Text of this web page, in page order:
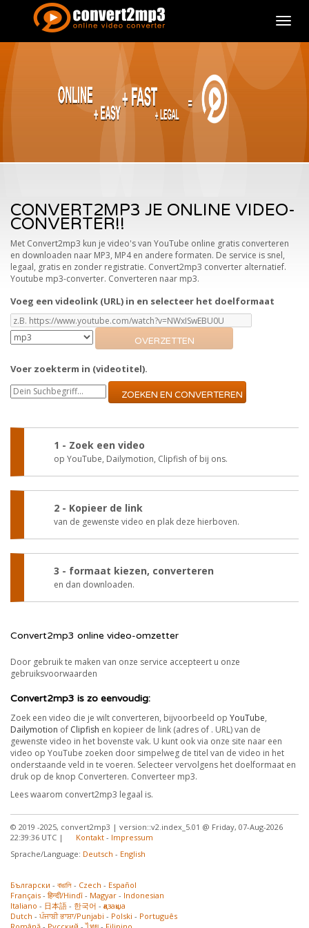
CONVERT2MP3 JE ONLINE VIDEO-
CONVERTER!!
Met Convert2mp3 kun je video's van YouTube online gratis converteren
en downloaden naar MP3, MP4 en andere formaten. De service is snel,
legaal, gratis en zonder registratie. Convert2mp3 converter alternatief.
Youtube mp3-converter. Converteren naar mp3.
Voeg een videolink (URL) in en selecteer het doelformaat
OVERZETTEN
Voer zoekterm in (videotitel).
ZOEKEN EN CONVERTEREN
1 - Zoek een video
op YouTube, Dailymotion, Clipfish of bij ons.
2 - Kopieer de link
van de gewenste video en plak deze hierboven.
3 - formaat kiezen, converteren
en dan downloaden.
Convert2mp3 online video-omzetter
Door gebruik te maken van onze service accepteert u onze
gebruiksvoorwaarden
Convert2mp3 is zo eenvoudig:
Zoek een video die je wilt converteren, bijvoorbeeld op YouTube,
Dailymotion of Clipfish en kopieer de link (adres of . URL) van de
gewenste video in het bovenste vak. U kunt ook via onze site naar een
video op YouTube zoeken door simpelweg de titel van de video in het
onderstaande veld in te voeren. Selecteer vervolgens het doelformaat en
druk op de knop Converteren. Converteer mp3.
Lees waarom convert2mp3 legaal is.
© 2019 -2025, convert2mp3 | version::v2.index_5.01 @ Friday, 07-Aug-2026
22:39:36 UTC |
Kontakt - Impressum
Sprache/Language: Deutsch - English
Български - বাঙালি - Czech - Español
Français - हिन्दी/Hindī - Magyar - Indonesian
Italiano - 日本語 - 한국어 - қазақша
Dutch - ਪੰਜਾਬੀ ਭਾਸ਼ਾ/Punjabi - Polski - Português